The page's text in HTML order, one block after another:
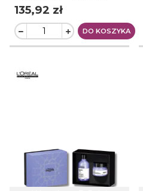
135,92 zł
DO KOSZYKA